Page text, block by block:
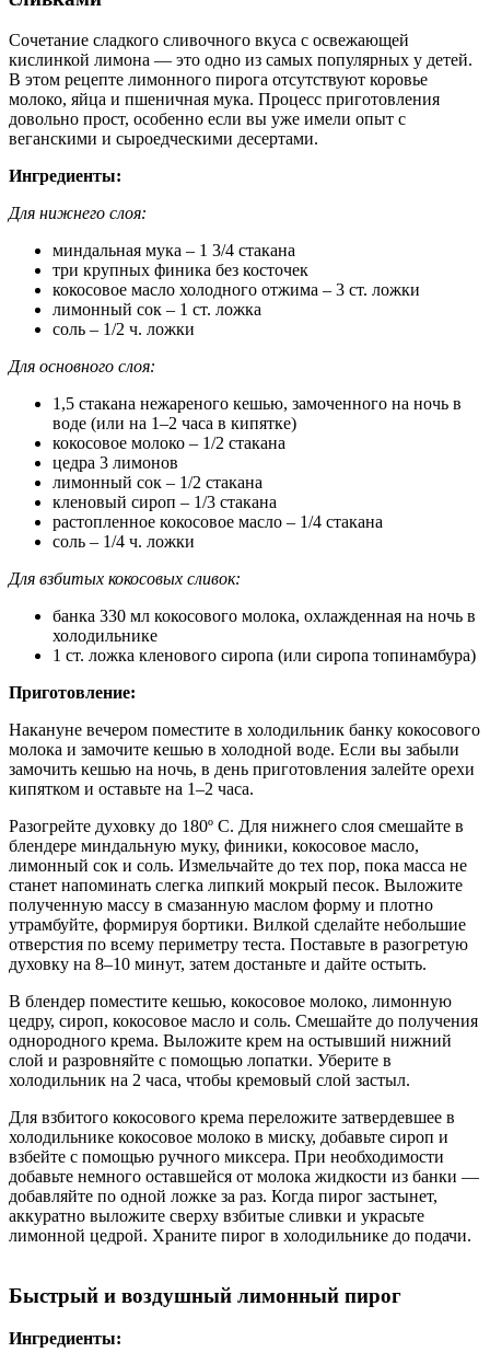
Сочетание сладкого сливочного вкуса с освежающей
кислинкой лимона — это одно из самых популярных у детей.
В этом рецепте лимонного пирога отсутствуют коровье
молоко, яйца и пшеничная мука. Процесс приготовления
довольно прост, особенно если вы уже имели опыт с
веганскими и сыроедческими десертами.
Ингредиенты:
Для нижнего слоя:
миндальная мука – 1 3/4 стакана
три крупных финика без косточек
кокосовое масло холодного отжима – 3 ст. ложки
лимонный сок – 1 ст. ложка
соль – 1/2 ч. ложки
Для основного слоя:
1,5 стакана нежареного кешью, замоченного на ночь в
воде (или на 1–2 часа в кипятке)
кокосовое молоко – 1/2 стакана
цедра 3 лимонов
лимонный сок – 1/2 стакана
кленовый сироп – 1/3 стакана
растопленное кокосовое масло – 1/4 стакана
соль – 1/4 ч. ложки
Для взбитых кокосовых сливок:
банка 330 мл кокосового молока, охлажденная на ночь в
холодильнике
1 ст. ложка кленового сиропа (или сиропа топинамбура)
Приготовление:
Накануне вечером поместите в холодильник банку кокосового
молока и замочите кешью в холодной воде. Если вы забыли
замочить кешью на ночь, в день приготовления залейте орехи
кипятком и оставьте на 1–2 часа.
Разогрейте духовку до 180º С. Для нижнего слоя смешайте в
блендере миндальную муку, финики, кокосовое масло,
лимонный сок и соль. Измельчайте до тех пор, пока масса не
станет напоминать слегка липкий мокрый песок. Выложите
полученную массу в смазанную маслом форму и плотно
утрамбуйте, формируя бортики. Вилкой сделайте небольшие
отверстия по всему периметру теста. Поставьте в разогретую
духовку на 8–10 минут, затем достаньте и дайте остыть.
В блендер поместите кешью, кокосовое молоко, лимонную
цедру, сироп, кокосовое масло и соль. Смешайте до получения
однородного крема. Выложите крем на остывший нижний
слой и разровняйте с помощью лопатки. Уберите в
холодильник на 2 часа, чтобы кремовый слой застыл.
Для взбитого кокосового крема переложите затвердевшее в
холодильнике кокосовое молоко в миску, добавьте сироп и
взбейте с помощью ручного миксера. При необходимости
добавьте немного оставшейся от молока жидкости из банки —
добавляйте по одной ложке за раз. Когда пирог застынет,
аккуратно выложите сверху взбитые сливки и украсьте
лимонной цедрой. Храните пирог в холодильнике до подачи.
Быстрый и воздушный лимонный пирог
Ингредиенты: